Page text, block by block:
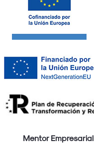
Mentor Empresarial